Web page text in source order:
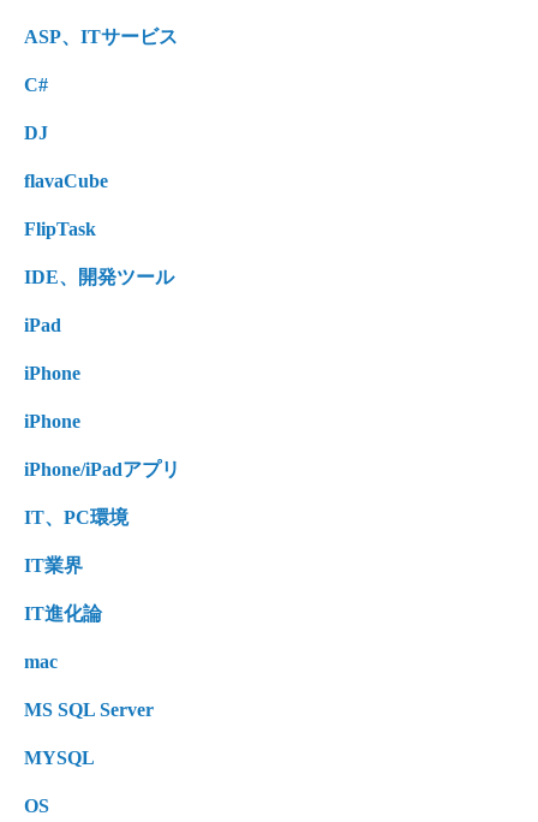
ASP、ITサービス
C#
DJ
flavaCube
FlipTask
IDE、開発ツール
iPad
iPhone
iPhone
iPhone/iPadアプリ
IT、PC環境
IT業界
IT進化論
mac
MS SQL Server
MYSQL
OS